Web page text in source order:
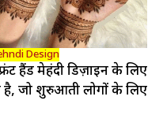
Design
हैंड मेहंदी डिज़ाइन के लिए
है, जो शुरुआती लोगों के लिए